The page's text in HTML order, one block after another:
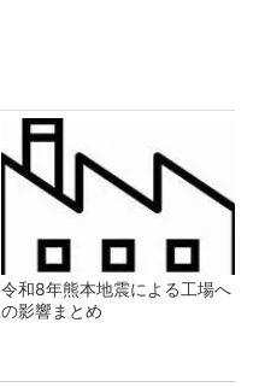
令和8年熊本地震による工場へ
の影響まとめ